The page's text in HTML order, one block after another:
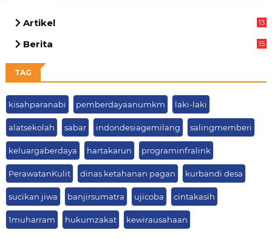
Artikel
13
Berita
15
TAG
kisahparanabi pemberdayaanumkm laki-laki
alatsekolah sabar indondesiagemilang salingmemberi
keluargaberdaya hartakarun programinfralink
PerawatanKulit dinas ketahanan pagan kurbandi desa
sucikan jiwa banjirsumatra ujicoba cintakasih
1muharram hukumzakat kewirausahaan